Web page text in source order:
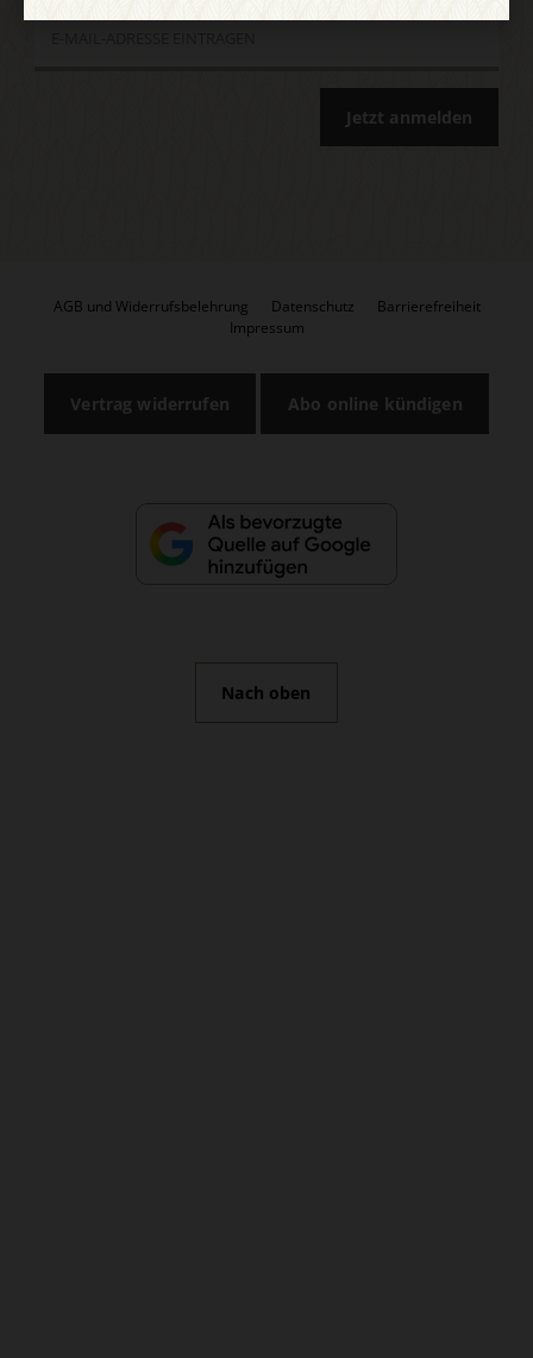
Jetzt anmelden
AGB und Widerrufsbelehrung Datenschutz
Barrierefreiheit
Impressum
Vertrag widerrufen Abo online kündigen
Nach oben